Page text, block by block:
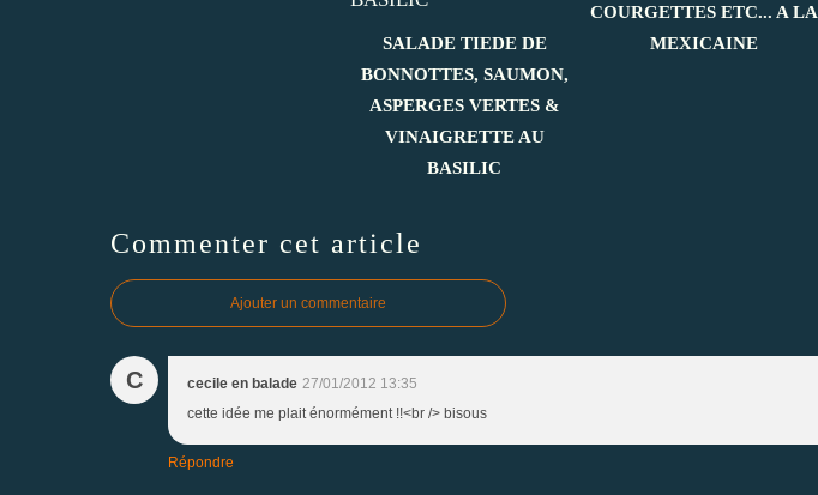
SALADE TIEDE DE
BONNOTTES, SAUMON,
ASPERGES VERTES &
VINAIGRETTE AU
BASILIC
COURGETTES ETC... A LA
MEXICAINE
Commenter cet article
Ajouter un commentaire
C cecile en balade 27/01/2012 13:35
cette idée me plait énormément !!<br /> bisous
Répondre